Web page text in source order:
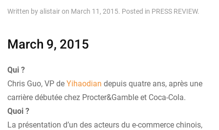
Written by alistairon March 11, 2015. Posted in PRESS REVIEW.
March 9, 2015
Qui ?
Chris Guo, VP de Yihaodian depuis quatre ans, après une
carrière débutée chez Procter&Gamble et Coca-Cola.
Quoi ?
La présentation d’un des acteurs du e-commerce chinois,